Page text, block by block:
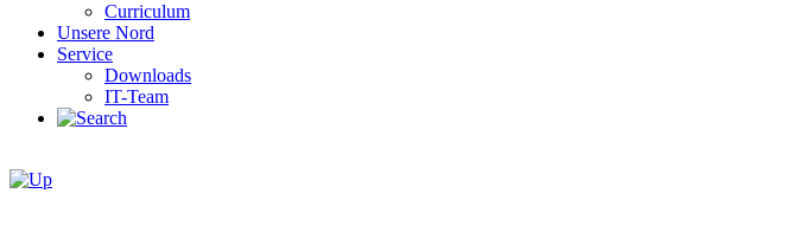
Curriculum
Unsere Nord
Service
Downloads
IT-Team